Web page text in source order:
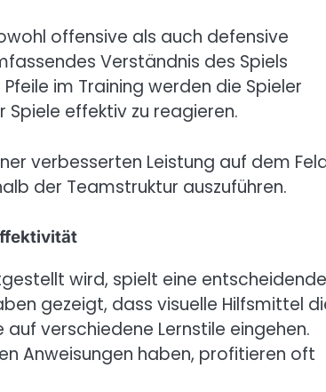
offensive als auch defensive
Verständnis des Spiels
im Training werden die Spieler
Spiele effektiv zu reagieren.
verbesserten Leistung auf dem
der Teamstruktur auszuführen.
wird, spielt eine entscheidende
gezeigt, dass visuelle Hilfsmittel
verschiedene Lernstile eingehen.
Anweisungen haben, profitieren oft